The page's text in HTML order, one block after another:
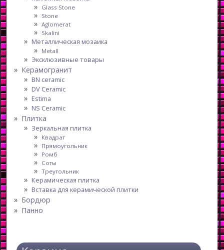
Glass Stone
Stone
Aglomerat
Skalini
Металлическая мозаика
Metall
Эксклюзивные товары
Керамогранит
BN ceramic
DV Ceramic
Estima
NS Ceramic
Плитка
Зеркальная плитка
Квадрат
Прямоугольник
Ромб
Соты
Треугольник
Керамическая плитка
Вставка для керамической плитки
Бордюр
Панно